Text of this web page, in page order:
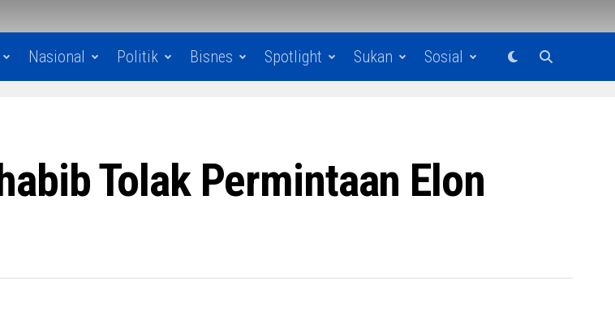
Nasional Politik Bisnes Spotlight Sukan Sosial
Tolak Permintaan Elon